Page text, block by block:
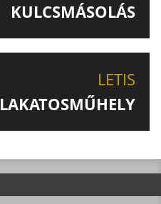
KULCSMÁSOLÁS
LETIS
LAKATOSMŰHELY